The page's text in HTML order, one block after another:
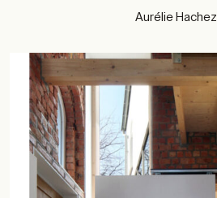
Aurélie Hachez